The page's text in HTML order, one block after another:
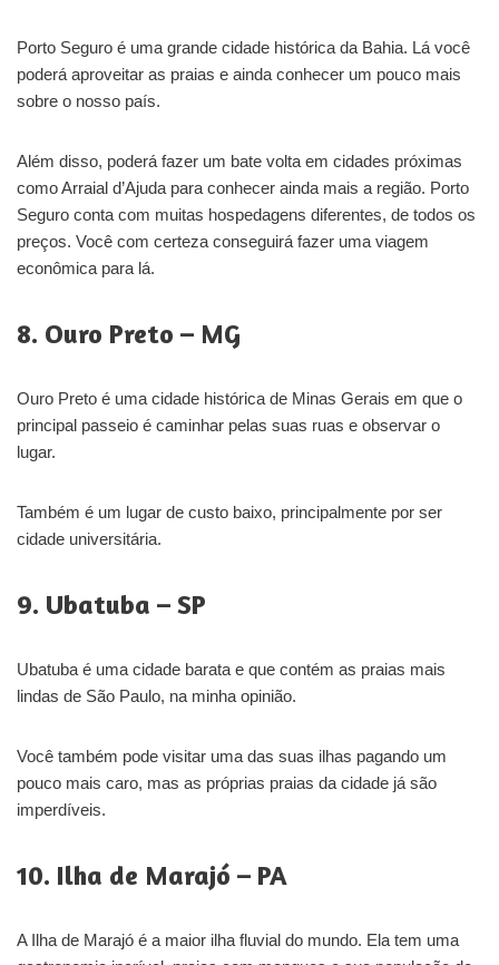
Porto Seguro é uma grande cidade histórica da Bahia. Lá você
poderá aproveitar as praias e ainda conhecer um pouco mais
sobre o nosso país.
Além disso, poderá fazer um bate volta em cidades próximas
como Arraial d’Ajuda para conhecer ainda mais a região. Porto
Seguro conta com muitas hospedagens diferentes, de todos os
preços. Você com certeza conseguirá fazer uma viagem
econômica para lá.
8. Ouro Preto – MG
Ouro Preto é uma cidade histórica de Minas Gerais em que o
principal passeio é caminhar pelas suas ruas e observar o
lugar.
Também é um lugar de custo baixo, principalmente por ser
cidade universitária.
9. Ubatuba – SP
Ubatuba é uma cidade barata e que contém as praias mais
lindas de São Paulo, na minha opinião.
Você também pode visitar uma das suas ilhas pagando um
pouco mais caro, mas as próprias praias da cidade já são
imperdíveis.
10. Ilha de Marajó – PA
A Ilha de Marajó é a maior ilha fluvial do mundo. Ela tem uma